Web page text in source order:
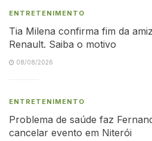
ENTRETENIMENTO
Tia Milena confirma fim da
Renault. Saiba o motivo
08/08/2026
ENTRETENIMENTO
Problema de saúde faz
cancelar evento em Niterói